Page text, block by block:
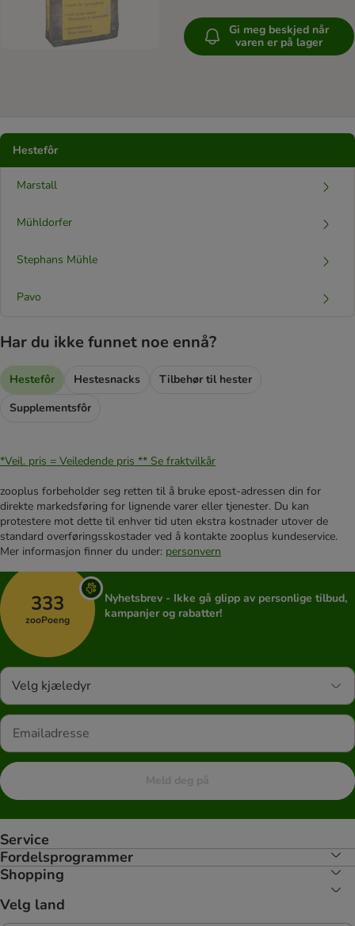
Gi meg beskjed når
varen er på lager
Hestefôr
Marstall
Mühldorfer
Stephans Mühle
Pavo
Har du ikke funnet noe ennå?
Hestefôr Hestesnacks
Tilbehør til hester
Supplementsfôr
*Veil. pris = Veiledende pris ** Se fraktvilkår
zooplus forbeholder seg retten til å bruke epost-adressen din for
direkte markedsføring for lignende varer eller tjenester. Du kan
protestere mot dette til enhver tid uten ekstra kostnader utover de
standard overføringsskostader ved å kontakte zooplus kundeservice.
Mer informasjon finner du under: personvern
333
zooPoeng
Nyhetsbrev - Ikke gå glipp av personlige tilbud,
kampanjer og rabatter!
Velg kjæledyr
Meld deg på
Service
Fordelsprogrammer
Shopping
Velg land